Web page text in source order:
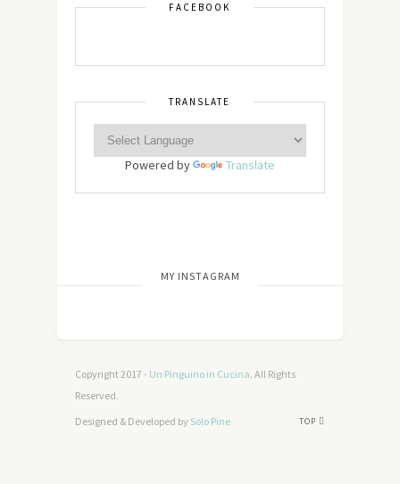
FACEBOOK
TRANSLATE
Powered by Translate
MY INSTAGRAM
[wdi_feed id=”2″]
Copyright 2017 - Un Pinguino in Cucina. All Rights
Reserved.
TOP
Designed & Developed by Solo Pine